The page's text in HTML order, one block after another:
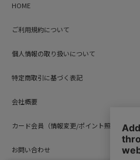
HOME
ご利用規約について
個人情報の取り扱いについて
特定商取引に基づく表記
会社概要
カード会員（情報変更/ポイント照会）
お問い合わせ